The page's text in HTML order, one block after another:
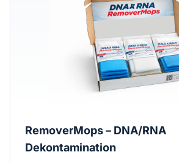
RemoverMops – DNA/RNA
Dekontamination